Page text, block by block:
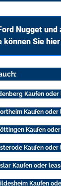
Nugget und
können Sie
Kaufen oder
Kaufen oder
Kaufen
Kaufen oder
Kaufen oder
Kaufen